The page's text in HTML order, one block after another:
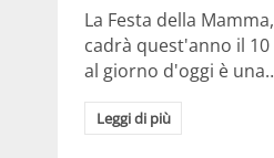
La Festa della
cadrà quest'anno il 10
al giorno d'oggi è
Leggi di più